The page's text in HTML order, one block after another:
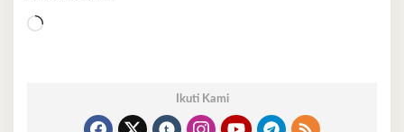
Memuat...
Ikuti Kami